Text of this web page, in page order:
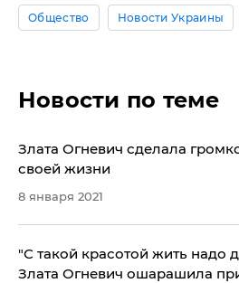
Общество Новости Украины
Новости по теме
Злата Огневич сделала
своей жизни
8 января 2021
"С такой красотой жить надо
Злата Огневич ошарашила